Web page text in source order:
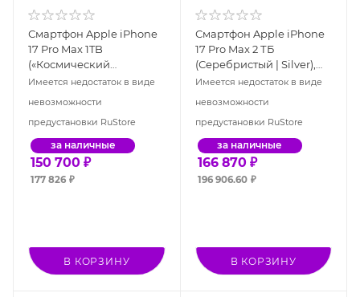
Смартфон Apple iPhone
17 Pro Max 1TB
(«Космический
оранжевый» | Cosmic
Имеется недостаток в виде
невозможности
предустановки RuStore
за наличные
150 700 ₽
177 826 ₽
В КОРЗИНУ
Смартфон Apple iPhone
17 Pro Max 2 ТБ
(Серебристый | Silver),
eSIM
Имеется недостаток в виде
невозможности
предустановки RuStore
за наличные
166 870 ₽
196 906.60 ₽
В КОРЗИНУ